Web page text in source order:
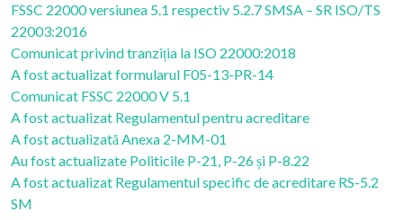
FSSC 22000 versiunea 5.1 respectiv 5.2.7 SMSA – SR ISO/TS
22003:2016
Comunicat privind tranziția la ISO 22000:2018
A fost actualizat formularul F05-13-PR-14
Comunicat FSSC 22000 V 5.1
A fost actualizat Regulamentul pentru acreditare
A fost actualizată Anexa 2-MM-01
Au fost actualizate Politicile P-21, P-26 și P-8.22
A fost actualizat Regulamentul specific de acreditare RS-5.2
SM